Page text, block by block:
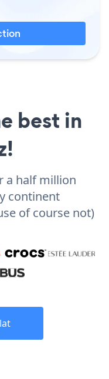
best in
a half million
continent
of course not)